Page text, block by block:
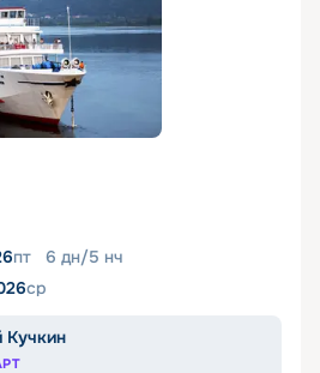
пт 6 дн/5 нч
ср
Кучкин